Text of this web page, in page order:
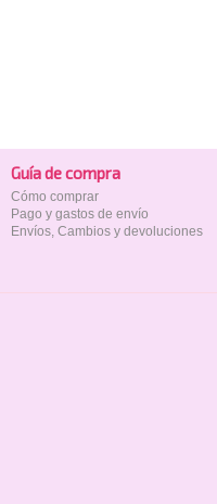
Guía de compra
Cómo comprar
Pago y gastos de envío
Envíos, Cambios y devoluciones